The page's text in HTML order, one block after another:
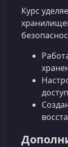
Курс